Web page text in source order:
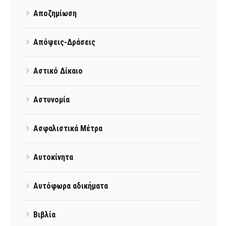
Αποζημίωση
Απόψεις-Δράσεις
Αστικό Δίκαιο
Αστυνομία
Ασφαλιστικά Μέτρα
Αυτοκίνητα
Αυτόφωρα αδικήματα
Βιβλία